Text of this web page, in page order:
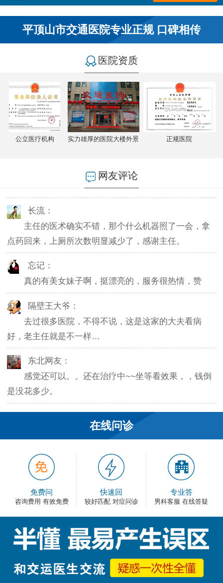
平顶山市交通医院专业正规 口碑相传
医院资质
公立医疗机构 实力雄厚的医院大楼外景 正规医院
网友评论
小李：
医院环境不错，就是人有点多，多亏手机预约了，
不然排队都要排好久…
长流：
主任的医术确实不错，那个什么机器照了一会，拿
点药回来，上厕所次数明显减少了，感谢主任。
忘记：
真的有美女妹子啊，挺漂亮的，服务很热情，赞
隔壁王大爷：
去过很多医院，不得不说，这是这家的大夫看病
好，老主任就是不一样…
东北网友：
感觉还可以。。还在治疗中~~坐等看效果，，钱倒
是没花多少。
韦之风：
老医生就是好，不像某些医院的医生，脾气大死
了…
和平网友：
护士都很不错，服务好热情，看病很舒心。
卡佛：
了，出血不多，还不错。
大叔：
很满意，有检查报告单，也不用重新检查了，关键
在线问诊
免费问
咨询费用 有效免费
快速回
较好匹配 对症问诊
专业答
男科客服 在线答疑